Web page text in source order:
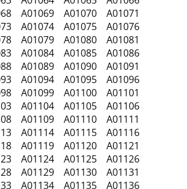
A01069 A01070 A01071
A01074 A01075 A01076
A01079 A01080 A01081
A01084 A01085 A01086
A01089 A01090 A01091
A01094 A01095 A01096
A01099 A01100 A01101
A01104 A01105 A01106
A01109 A01110 A01111
A01114 A01115 A01116
A01119 A01120 A01121
A01124 A01125 A01126
A01129 A01130 A01131
A01134 A01135 A01136